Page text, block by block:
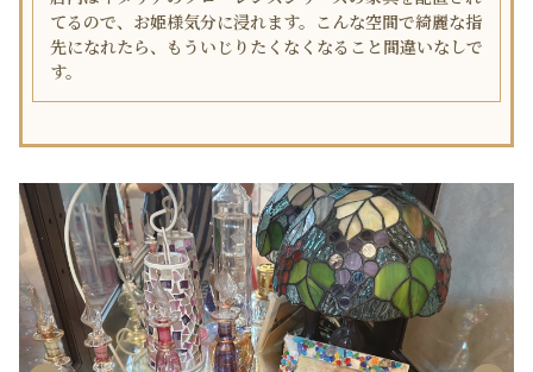
てるので、お姫様気分に浸れます。こんな空間で綺麗な指
先になれたら、もういじりたくなくなること間違いなしで
す。